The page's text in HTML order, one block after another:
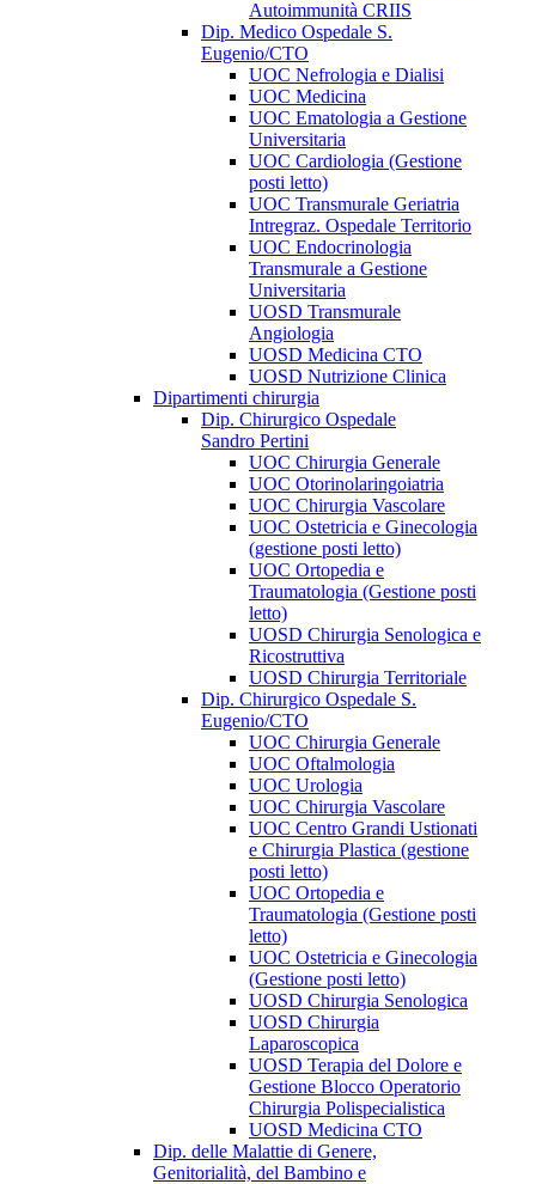
Autoimmunità CRIIS
Dip. Medico Ospedale S.
Eugenio/CTO
UOC Nefrologia e Dialisi
UOC Medicina
UOC Ematologia a Gestione
Universitaria
UOC Cardiologia (Gestione
posti letto)
UOC Transmurale Geriatria
Intregraz. Ospedale Territorio
UOC Endocrinologia
Transmurale a Gestione
Universitaria
UOSD Transmurale
Angiologia
UOSD Medicina CTO
UOSD Nutrizione Clinica
Dipartimenti chirurgia
Dip. Chirurgico Ospedale
Sandro Pertini
UOC Chirurgia Generale
UOC Otorinolaringoiatria
UOC Chirurgia Vascolare
UOC Ostetricia e Ginecologia
(gestione posti letto)
UOC Ortopedia e
Traumatologia (Gestione posti
letto)
UOSD Chirurgia Senologica e
Ricostruttiva
UOSD Chirurgia Territoriale
Dip. Chirurgico Ospedale S.
Eugenio/CTO
UOC Chirurgia Generale
UOC Oftalmologia
UOC Urologia
UOC Chirurgia Vascolare
UOC Centro Grandi Ustionati
e Chirurgia Plastica (gestione
posti letto)
UOC Ortopedia e
Traumatologia (Gestione posti
letto)
UOC Ostetricia e Ginecologia
(Gestione posti letto)
UOSD Chirurgia Senologica
UOSD Chirurgia
Laparoscopica
UOSD Terapia del Dolore e
Gestione Blocco Operatorio
Chirurgia Polispecialistica
UOSD Medicina CTO
Dip. delle Malattie di Genere,
Genitorialità, del Bambino e